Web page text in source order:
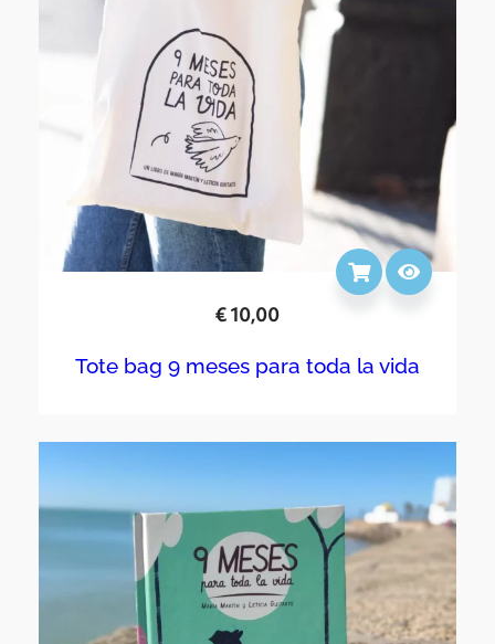
€10,00
Tote bag 9 meses para toda la vida